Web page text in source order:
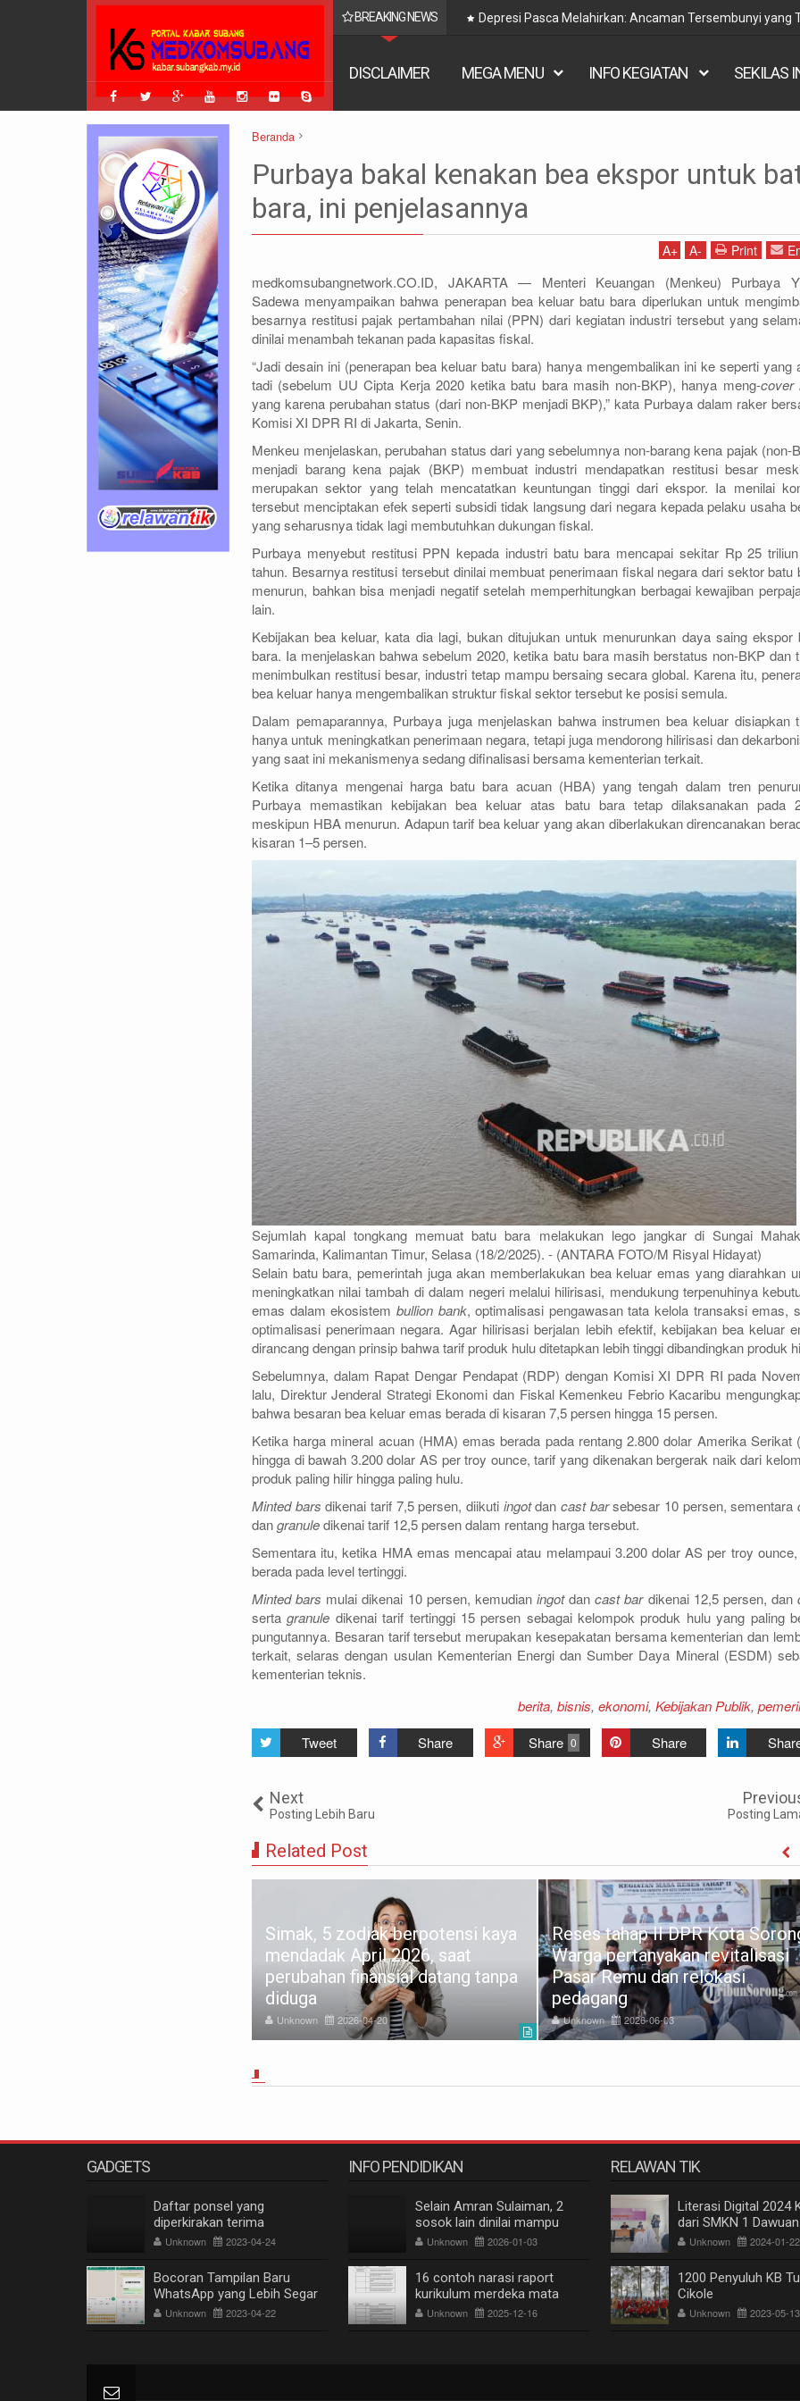
BREAKING NEWS Depresi Pasca Melahirkan: Ancaman Tersembunyi yang
DISCLAIMER MEGA MENU INFO KEGIATAN SEKILAS
Beranda
berita
bisnis ekonomi Kebijakan Publik
pemerintah
Purbaya bakal kenakan bea ekspor untuk batu bara, ini penjelasannya
Purbaya bakal kenakan bea ekspor untuk
bara, ini penjelasannya
A+ A- Print
medkomsubangnetwork.CO.ID, JAKARTA — Menteri Keuangan (Menkeu) Purbaya
Sadewa menyampaikan bahwa penerapan bea keluar batu bara diperlukan untuk
besarnya restitusi pajak pertambahan nilai (PPN) dari kegiatan industri tersebut yang
dinilai menambah tekanan pada kapasitas fiskal.
“Jadi desain ini (penerapan bea keluar batu bara) hanya mengembalikan ini ke seperti yang
tadi (sebelum UU Cipta Kerja 2020 ketika batu bara masih non-BKP), hanya meng-cover
yang karena perubahan status (dari non-BKP menjadi BKP),” kata Purbaya dalam raker
Komisi XI DPR RI di Jakarta, Senin.
Menkeu menjelaskan, perubahan status dari yang sebelumnya non-barang kena pajak (non-
menjadi barang kena pajak (BKP) membuat industri mendapatkan restitusi besar
merupakan sektor yang telah mencatatkan keuntungan tinggi dari ekspor. Ia menilai
tersebut menciptakan efek seperti subsidi tidak langsung dari negara kepada pelaku usaha
yang seharusnya tidak lagi membutuhkan dukungan fiskal.
Purbaya menyebut restitusi PPN kepada industri batu bara mencapai sekitar Rp 25
tahun. Besarnya restitusi tersebut dinilai membuat penerimaan fiskal negara dari sektor batu
menurun, bahkan bisa menjadi negatif setelah memperhitungkan berbagai kewajiban
lain.
Kebijakan bea keluar, kata dia lagi, bukan ditujukan untuk menurunkan daya saing ekspor
bara. Ia menjelaskan bahwa sebelum 2020, ketika batu bara masih berstatus non-BKP dan
menimbulkan restitusi besar, industri tetap mampu bersaing secara global. Karena itu,
bea keluar hanya mengembalikan struktur fiskal sektor tersebut ke posisi semula.
Dalam pemaparannya, Purbaya juga menjelaskan bahwa instrumen bea keluar disiapkan
hanya untuk meningkatkan penerimaan negara, tetapi juga mendorong hilirisasi dan
yang saat ini mekanismenya sedang difinalisasi bersama kementerian terkait.
Ketika ditanya mengenai harga batu bara acuan (HBA) yang tengah dalam tren
Purbaya memastikan kebijakan bea keluar atas batu bara tetap dilaksanakan pada
meskipun HBA menurun. Adapun tarif bea keluar yang akan diberlakukan direncanakan
kisaran 1–5 persen.
Sejumlah kapal tongkang memuat batu bara melakukan lego jangkar di Sungai
Samarinda, Kalimantan Timur, Selasa (18/2/2025). - (ANTARA FOTO/M Risyal Hidayat)
Selain batu bara, pemerintah juga akan memberlakukan bea keluar emas yang diarahkan
meningkatkan nilai tambah di dalam negeri melalui hilirisasi, mendukung terpenuhinya
emas dalam ekosistem bullion bank, optimalisasi pengawasan tata kelola transaksi emas,
optimalisasi penerimaan negara. Agar hilirisasi berjalan lebih efektif, kebijakan bea keluar
dirancang dengan prinsip bahwa tarif produk hulu ditetapkan lebih tinggi dibandingkan produk
Sebelumnya, dalam Rapat Dengar Pendapat (RDP) dengan Komisi XI DPR RI pada
lalu, Direktur Jenderal Strategi Ekonomi dan Fiskal Kemenkeu Febrio Kacaribu
bahwa besaran bea keluar emas berada di kisaran 7,5 persen hingga 15 persen.
Ketika harga mineral acuan (HMA) emas berada pada rentang 2.800 dolar Amerika Serikat
hingga di bawah 3.200 dolar AS per troy ounce, tarif yang dikenakan bergerak naik dari
produk paling hilir hingga paling hulu.
Minted bars dikenai tarif 7,5 persen, diikuti ingotdancast barsebesar 10 persen, sementara
dangranuledikenai tarif 12,5 persen dalam rentang harga tersebut.
Sementara itu, ketika HMA emas mencapai atau melampaui 3.200 dolar AS per troy
berada pada level tertinggi.
Minted bars mulai dikenai 10 persen, kemudian ingotdancast bardikenai 12,5 persen, dan
sertagranule dikenai tarif tertinggi 15 persen sebagai kelompok produk hulu yang paling
pungutannya. Besaran tarif tersebut merupakan kesepakatan bersama kementerian dan
terkait, selaras dengan usulan Kementerian Energi dan Sumber Daya Mineral (ESDM)
kementerian teknis.
berita, bisnis, ekonomi, Kebijakan Publik,
Tweet
Share 0
Share Share
Next
Posting Lebih Baru Posting
Related Post
Simak, 5 zodiak berpotensi kaya
mendadak April 2026, saat
perubahan finansial datang tanpa
diduga
Unknown 2026-04-20
Reses tahap II DPR Kota
Warga pertanyakan revitalisasi
Pasar Remu dan relokasi
pedagang
Unknown 2026-06-03
GADGETS
Daftar ponsel yang
diperkirakan terima
pembaruan Android 14
Unknown 2023-04-24
Bocoran Tampilan Baru
WhatsApp yang Lebih Segar
Unknown 2023-04-22
INFO PENDIDIKAN
Selain Amran Sulaiman, 2
sosok lain dinilai mampu
pimpin IKA Unhas, alumnus
Unknown 2026-01-03
16 contoh narasi raport
kurikulum merdeka mata
pelajaran bahasa Inggris
Unknown 2025-12-16
RELAWAN TIK
Literasi Digital 2024
dari SMKN 1
Unknown 2024-01-22
1200 Penyuluh KB
Cikole
Unknown 2023-05-13